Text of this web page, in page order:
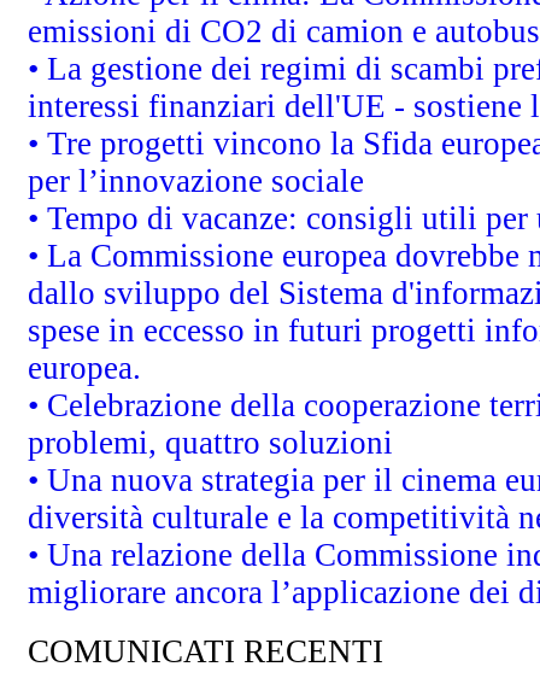
emissioni di CO2 di camion e autobus
• La gestione dei regimi di scambi
interessi finanziari dell'UE - sostiene
• Tre progetti vincono la Sfida
per l’innovazione sociale
• Tempo di vacanze: consigli utili per
• La Commissione europea
dallo sviluppo del Sistema
spese in eccesso in futuri progetti
europea.
• Celebrazione della cooperazione
problemi, quattro soluzioni
• Una nuova strategia per il cinema
diversità culturale e la competitività
• Una relazione della Commissione
migliorare ancora l’applicazione dei
COMUNICATI RECENTI